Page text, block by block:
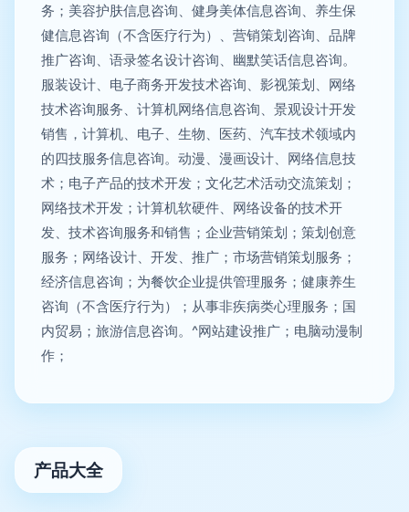
务；美容护肤信息咨询、健身美体信息咨询、养生保
健信息咨询（不含医疗行为）、营销策划咨询、品牌
推广咨询、语录签名设计咨询、幽默笑话信息咨询。
服装设计、电子商务开发技术咨询、影视策划、网络
技术咨询服务、计算机网络信息咨询、景观设计开发
销售，计算机、电子、生物、医药、汽车技术领域内
的四技服务信息咨询。动漫、漫画设计、网络信息技
术；电子产品的技术开发；文化艺术活动交流策划；
网络技术开发；计算机软硬件、网络设备的技术开
发、技术咨询服务和销售；企业营销策划；策划创意
服务；网络设计、开发、推广；市场营销策划服务；
经济信息咨询；为餐饮企业提供管理服务；健康养生
咨询（不含医疗行为）；从事非疾病类心理服务；国
内贸易；旅游信息咨询。^网站建设推广；电脑动漫制
作；
产品大全